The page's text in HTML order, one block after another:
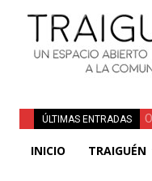
ÚLTIMAS ENTRADAS
INICIO TRAIGUÉN